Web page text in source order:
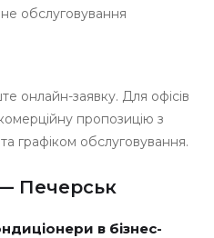
обслуговування
онлайн-заявку. Для офісів
пропозицію з
графіком обслуговування.
Печерськ
в бізнес-